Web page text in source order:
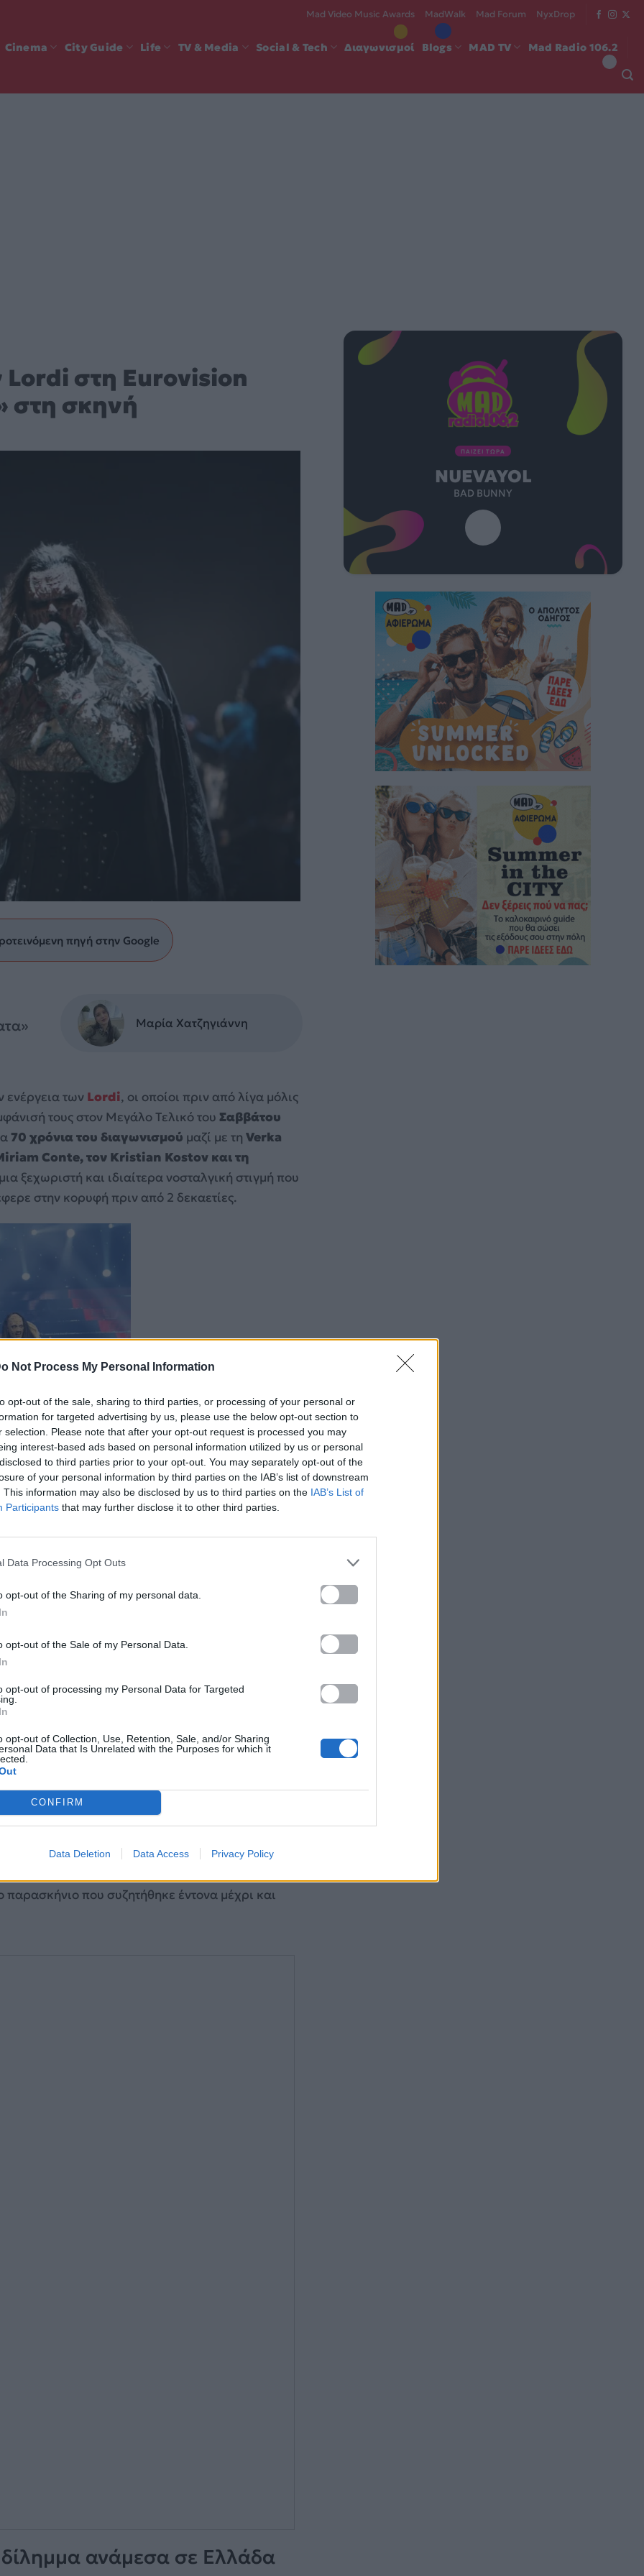
Not Process My Personal Information
opt-out of the sale, sharing to third parties, or processing of your personal or
for targeted advertising by us, please use the below opt-out section to
selection. Please note that after your opt-out request is processed you may
interest-based ads based on personal information utilized by us or personal
to third parties prior to your opt-out. You may separately opt-out of the
of your personal information by third parties on the IAB’s list of downstream
This information may also be disclosed by us to third parties on the IAB’s List of
Participants that may further disclose it to other third parties.
Data Processing Opt Outs
opt-out of the Sharing of my personal data.
opt-out of the Sale of my Personal Data.
opt-out of processing my Personal Data for Targeted
opt-out of Collection, Use, Retention, Sale, and/or Sharing
Data that Is Unrelated with the Purposes for which it
CONFIRM
Data Deletion Data Access Privacy Policy
Mad Video Music Awards MadWalk Mad Forum NyxDrop
Cinema City Guide Life TV & Media Social & Tech Διαγωνισμοί Blogs MAD TV Mad Radio 106.2
Lordi στη Eurovision
στη σκηνή
πηγή στην Google
Μαρία Χατζηγιάννη
ενέργεια των Lordi, οι οποίοι πριν από λίγα μόλις
τους στον Μεγάλο Τελικό του Σαββάτου
70 χρόνια του διαγωνισμού μαζί με τη Verka
Conte, τον Kristian Kostov και τη
ξεχωριστή και ιδιαίτερα νοσταλγική στιγμή που
στην κορυφή πριν από 2 δεκαετίες.
στιγμή της φετινής διοργάνωσης, φέροντας
του θεσμού και θυμίζοντας σε όλους γιατί
Eurovision. ΟιLordi, βρέθηκαν εκεί για τα
μουσικό flashback σε εκείνη τη θρυλική heavy
Vikmanτο«Cha Cha Cha»αλλά και το«Save
παρουσία τους στη φετινή διοργάνωση
που συζητήθηκε έντονα μέχρι και
ανάμεσα σε Ελλάδα
ΠΑΙΖΕΙ ΤΩΡΑ
NUEVAYOL
BAD BUNNY